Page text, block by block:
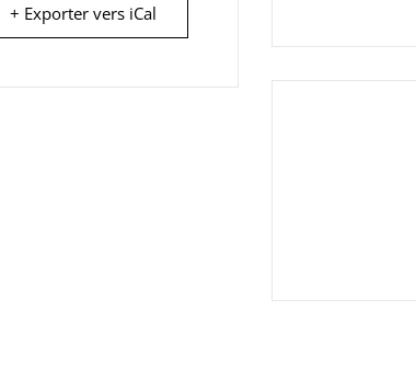
+ Exporter vers iCal